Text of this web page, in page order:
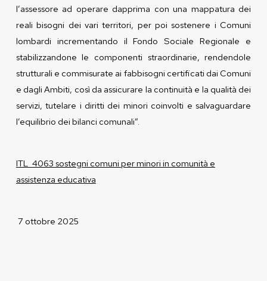
l’assessore ad operare dapprima con una mappatura dei
reali bisogni dei vari territori, per poi sostenere i Comuni
lombardi incrementando il Fondo Sociale Regionale e
stabilizzandone le componenti straordinarie, rendendole
strutturali e commisurate ai fabbisogni certificati dai Comuni
e dagli Ambiti, così da assicurare la continuità e la qualità dei
servizi, tutelare i diritti dei minori coinvolti e salvaguardare
l’equilibrio dei bilanci comunali”.
ITL_4063 sostegni comuni per minori in comunità e
assistenza educativa
7 ottobre 2025